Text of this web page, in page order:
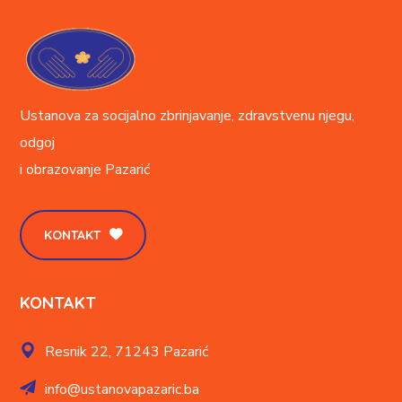
Ustanova za socijalno zbrinjavanje, zdravstvenu njegu,
odgoj
i obrazovanje Pazarić
KONTAKT
KONTAKT
Resnik 22, 71243 Pazarić
info@ustanovapazaric.ba